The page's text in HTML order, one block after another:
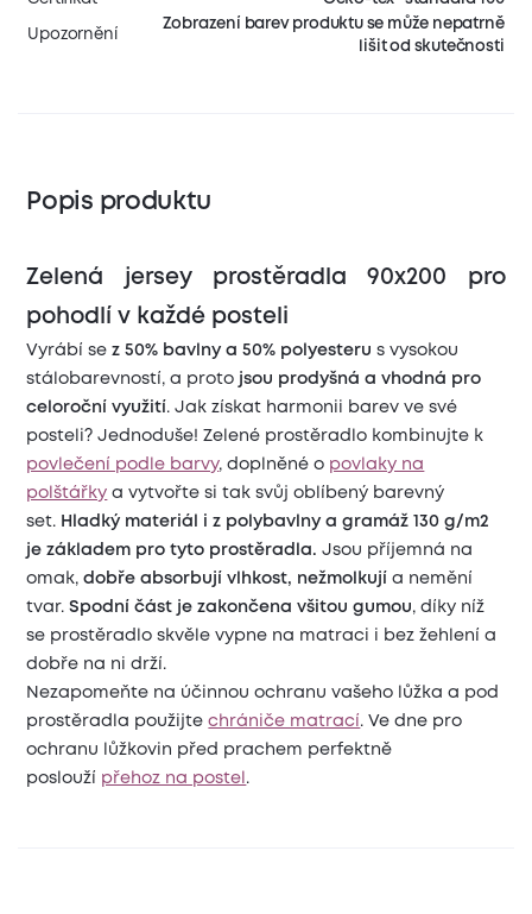
Upozornění
Zobrazení barev produktu se může nepatrně
lišit od skutečnosti
Popis produktu
Zelená jersey prostěradla 90x200 pro
pohodlí v každé posteli
Vyrábí se z 50% bavlny a 50% polyesteru s vysokou
stálobarevností, a proto jsou prodyšná a vhodná pro
celoroční využití. Jak získat harmonii barev ve své
posteli? Jednoduše! Zelené prostěradlo kombinujte k
povlečení podle barvy, doplněné o povlaky na
polštářky a vytvořte si tak svůj oblíbený barevný
set. Hladký materiál i z polybavlny a gramáž 130 g/m2
je základem pro tyto prostěradla. Jsou příjemná na
omak,dobře absorbují vlhkost, nežmolkují a nemění
tvar.Spodní část je zakončena všitou gumou, díky níž
se prostěradlo skvěle vypne na matraci i bez žehlení a
dobře na ni drží.
Nezapomeňte na účinnou ochranu vašeho lůžka a pod
prostěradla použijtechrániče matrací. Ve dne pro
ochranu lůžkovin před prachem perfektně
poslouží přehoz na postel .